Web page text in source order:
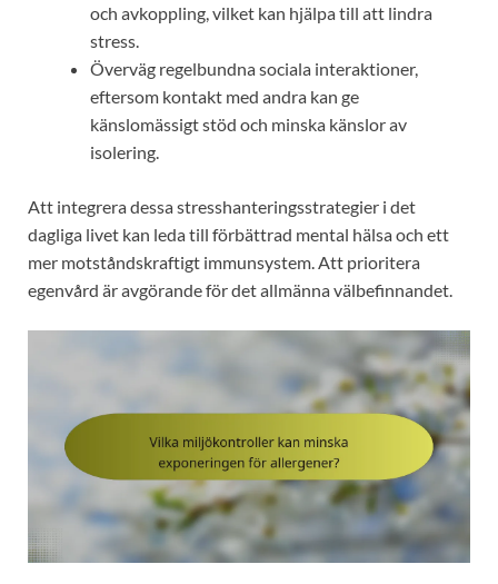
och avkoppling, vilket kan hjälpa till att lindra
stress.
Överväg regelbundna sociala interaktioner,
eftersom kontakt med andra kan ge
känslomässigt stöd och minska känslor av
isolering.
Att integrera dessa stresshanteringsstrategier i det
dagliga livet kan leda till förbättrad mental hälsa och ett
mer motståndskraftigt immunsystem. Att prioritera
egenvård är avgörande för det allmänna välbefinnandet.